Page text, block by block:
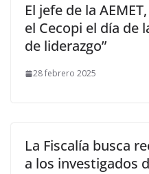
El jefe de la
el Cecopi el día de
de liderazgo”
28 febrero 2025
La Fiscalía busca
a los investigados